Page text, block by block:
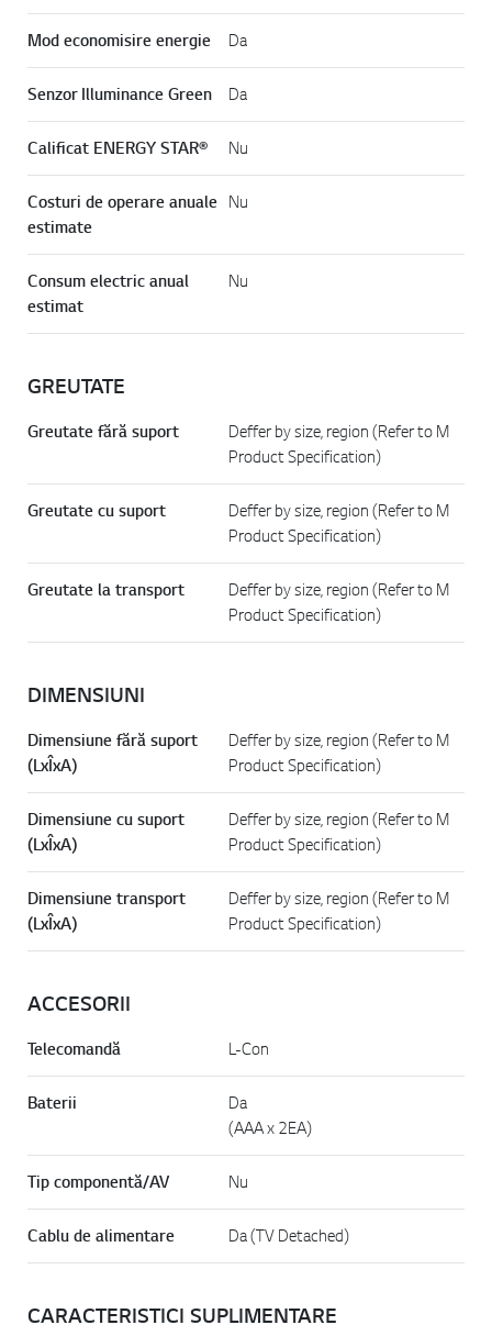
Mod economisire energie Da
Senzor Illuminance Green Da
Calificat ENERGY STAR® Nu
Costuri de operare anuale
estimate
Nu
Consum electric anual
estimat
Nu
GREUTATE
Greutate fără suport
Deffer by size, region (Refer to M
Product Specification)
Greutate cu suport
Deffer by size, region (Refer to M
Product Specification)
Greutate la transport
Deffer by size, region (Refer to M
Product Specification)
DIMENSIUNI
Dimensiune fără suport
(LxÎxA)
Deffer by size, region (Refer to M
Product Specification)
Dimensiune cu suport
(LxÎxA)
Deffer by size, region (Refer to M
Product Specification)
Dimensiune transport
(LxÎxA)
Deffer by size, region (Refer to M
Product Specification)
ACCESORII
Telecomandă L-Con
Baterii
Da
(AAA x 2EA)
Tip componentă/AV Nu
Cablu de alimentare Da (TV Detached)
CARACTERISTICI SUPLIMENTARE